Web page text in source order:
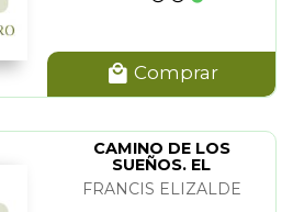
Comprar
CAMINO DE LOS
SUEÑOS. EL
FRANCIS ELIZALDE